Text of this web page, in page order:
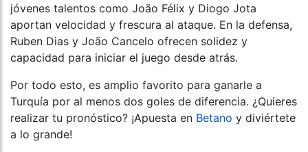
jóvenes talentos como João Félix y Diogo Jota
aportan velocidad y frescura al ataque. En la defensa,
Ruben Dias y João Cancelo ofrecen solidez y
capacidad para iniciar el juego desde atrás.
Por todo esto, es amplio favorito para ganarle a
Turquía por al menos dos goles de diferencia. ¿Quieres
realizar tu pronóstico? ¡Apuesta en Betano y diviértete
a lo grande!